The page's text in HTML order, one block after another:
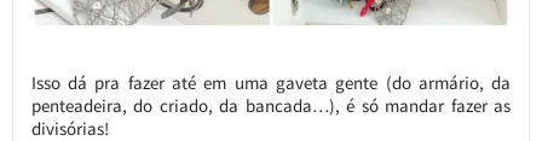
Isso dá pra fazer até em uma gaveta gente (do armário, da
penteadeira, do criado, da bancada…), é só mandar fazer as
divisórias!